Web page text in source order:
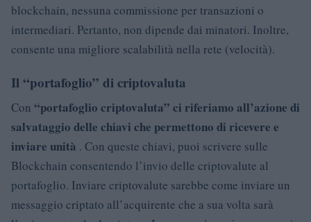
blockchain, nessuna commissione per transazioni o
intermediari. Pertanto, non dipende dai minatori. Inoltre,
consente una migliore scalabilità nella rete (velocità).
Il “portafoglio” di criptovaluta
Con “portafoglio criptovaluta” ci riferiamo all’azione di
salvataggio delle chiavi che permettono di ricevere e
inviare unità . Con queste chiavi, puoi scrivere sulle
Blockchain consentendo l’invio delle criptovalute al
portafoglio. Inviare criptovalute sarebbe come inviare un
messaggio criptato all’acquirente che a sua volta sarà